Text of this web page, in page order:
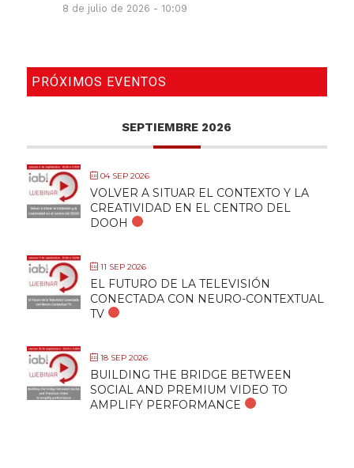
8 de julio de 2026 - 10:09
PRÓXIMOS EVENTOS
SEPTIEMBRE 2026
04 SEP 2026
VOLVER A SITUAR EL CONTEXTO Y LA
CREATIVIDAD EN EL CENTRO DEL
DOOH
11 SEP 2026
EL FUTURO DE LA TELEVISIÓN
CONECTADA CON NEURO-CONTEXTUAL
TV
18 SEP 2026
BUILDING THE BRIDGE BETWEEN
SOCIAL AND PREMIUM VIDEO TO
AMPLIFY PERFORMANCE